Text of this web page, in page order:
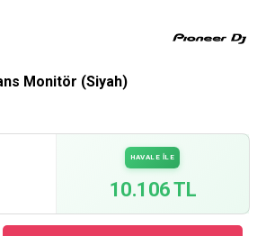
Monitör (Siyah)
HAVALE İLE
10.106 TL